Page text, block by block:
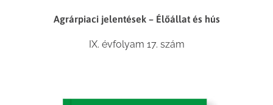
Agrárpiaci jelentések – Élőállat és hús
IX. évfolyam 17. szám